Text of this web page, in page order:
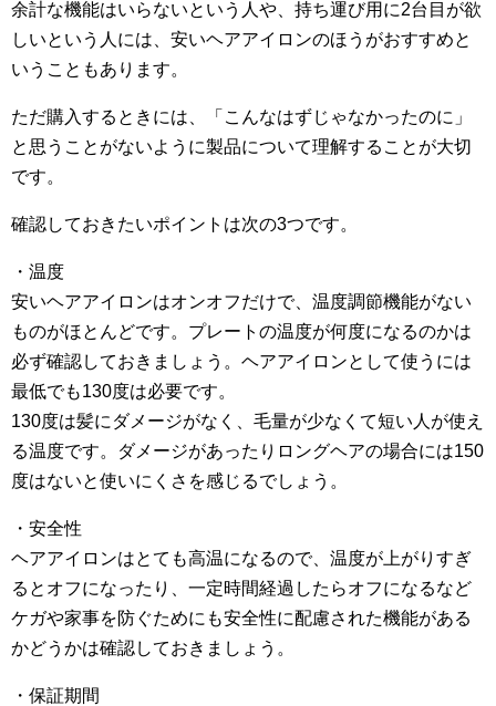
余計な機能はいらないという人や、持ち運び用に2台目が欲
しいという人には、安いヘアアイロンのほうがおすすめと
いうこともあります。
ただ購入するときには、「こんなはずじゃなかったのに」
と思うことがないように製品について理解することが大切
です。
確認しておきたいポイントは次の3つです。
・温度
安いヘアアイロンはオンオフだけで、温度調節機能がない
ものがほとんどです。プレートの温度が何度になるのかは
必ず確認しておきましょう。ヘアアイロンとして使うには
最低でも130度は必要です。
130度は髪にダメージがなく、毛量が少なくて短い人が使え
る温度です。ダメージがあったりロングヘアの場合には150
度はないと使いにくさを感じるでしょう。
・安全性
ヘアアイロンはとても高温になるので、温度が上がりすぎ
るとオフになったり、一定時間経過したらオフになるなど
ケガや家事を防ぐためにも安全性に配慮された機能がある
かどうかは確認しておきましょう。
・保証期間